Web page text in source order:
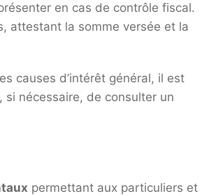
en cas de contrôle fiscal.
attestant la somme versée et la
causes d’intérêt général, il est
nécessaire, de consulter un
permettant aux particuliers et